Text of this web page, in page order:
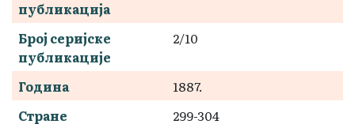
публикација
Број серијске
публикације
2/10
Година
1887.
Стране
299-304